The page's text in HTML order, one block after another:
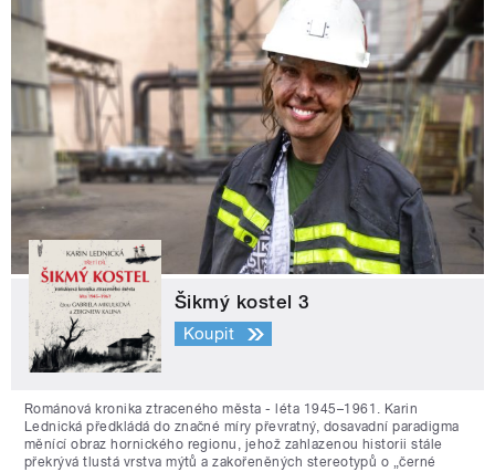
Šikmý kostel 3
Koupit
Románová kronika ztraceného města - léta 1945–1961. Karin
Lednická předkládá do značné míry převratný, dosavadní paradigma
měnící obraz hornického regionu, jehož zahlazenou historii stále
překrývá tlustá vrstva mýtů a zakořeněných stereotypů o „černé